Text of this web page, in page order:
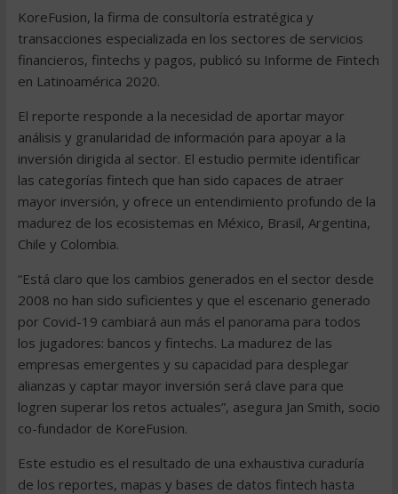
KoreFusion, la firma de consultoría estratégica y
transacciones especializada en los sectores de servicios
financieros, fintechs y pagos, publicó su Informe d­e Fintech
en Latinoamérica 2020.
El reporte responde a la necesidad de aportar mayor
análisis y granularidad de información para apoyar a la
inversión dirigida al sector. El estudio permite identificar
las categorías fintech que han sido capaces de atraer
mayor inversión, y ofrece un entendimiento profundo de la
madurez de los ecosistemas en México, Brasil, Argentina,
Chile y Colombia.
“Está claro que los cambios generados en el sector desde
2008 no han sido suficientes y que el escenario generado
por Covid-19 cambiará aun más el panorama para todos
los jugadores: bancos y fintechs. La madurez de las
empresas emergentes y su capacidad para desplegar
alianzas y captar mayor inversión será clave para que
logren superar los retos actuales”, asegura Jan Smith, socio
co-fundador de KoreFusion.
Este estudio es el resultado de una exhaustiva curaduría
de los reportes, mapas y bases de datos fintech hasta